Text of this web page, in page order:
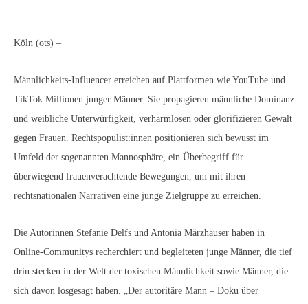
Köln (ots) –
Männlichkeits-Influencer erreichen auf Plattformen wie
YouTube und TikTok Millionen junger Männer. Sie propagieren
männliche Dominanz und weibliche Unterwürfigkeit,
verharmlosen oder glorifizieren Gewalt gegen Frauen.
Rechtspopulist:innen positionieren sich bewusst im Umfeld der
sogenannten Mannosphäre, ein Überbegriff für überwiegend
frauenverachtende Bewegungen, um mit ihren
erreichen.
Die Autorinnen Stefanie Delfs und Antonia Märzhäuser haben in
Online-Communitys recherchiert und begleiteten junge